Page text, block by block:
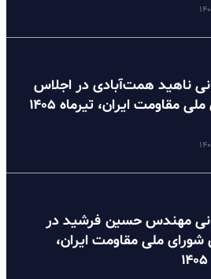
ناهید همت‌آبادی در اجلاس
مقاومت ایران، تیرماه ۱۴۰۵
مهندس حسین فرشید در
ملی مقاومت ایران،